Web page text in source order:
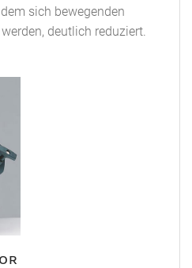
sich bewegenden
deutlich reduziert.